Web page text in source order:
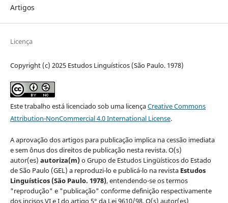
Artigos
Licença
Copyright (c) 2025 Estudos Linguísticos (São Paulo. 1978)
Este trabalho está licenciado sob uma licençaCreative Commons
Attribution-NonCommercial 4.0 International License.
A aprovação dos artigos para publicação implica na cessão imediata
e sem ônus dos direitos de publicação nesta revista. O(s)
autor(es) autoriza(m)o Grupo de Estudos Lingüísticos do Estado
de São Paulo (GEL) a reproduzi-lo e publicá-lo na revista Estudos
Linguísticos(São Paulo. 1978), entendendo-se os termos
"reprodução" e "publicação" conforme definição respectivamente
dos incisos VI e I do artigo 5° da Lei 9610/98. O(s) autor(es)